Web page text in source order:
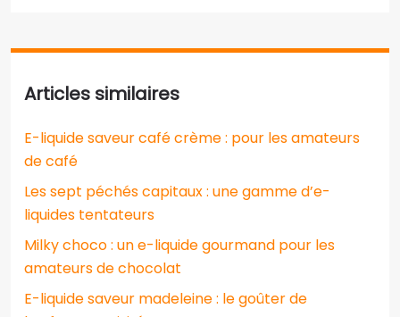
Articles similaires
E-liquide saveur café crème : pour les amateurs
de café
Les sept péchés capitaux : une gamme d’e-
liquides tentateurs
Milky choco : un e-liquide gourmand pour les
amateurs de chocolat
E-liquide saveur madeleine : le goûter de